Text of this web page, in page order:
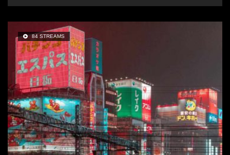
84 STREAMS